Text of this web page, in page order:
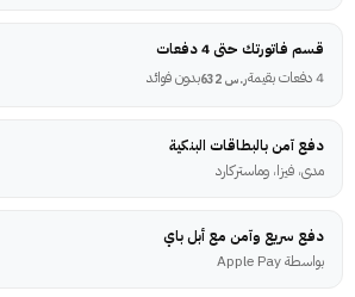
قسم فاتورتك حتى 4 دفعات
4 دفعات بقيمة
ر.س بدون فوائد
دفع آمن بالبطاقات البنكية
مدى، فيزا، وماستركارد
دفع سريع وآمن مع أبل باي
بواسطة Apple Pay